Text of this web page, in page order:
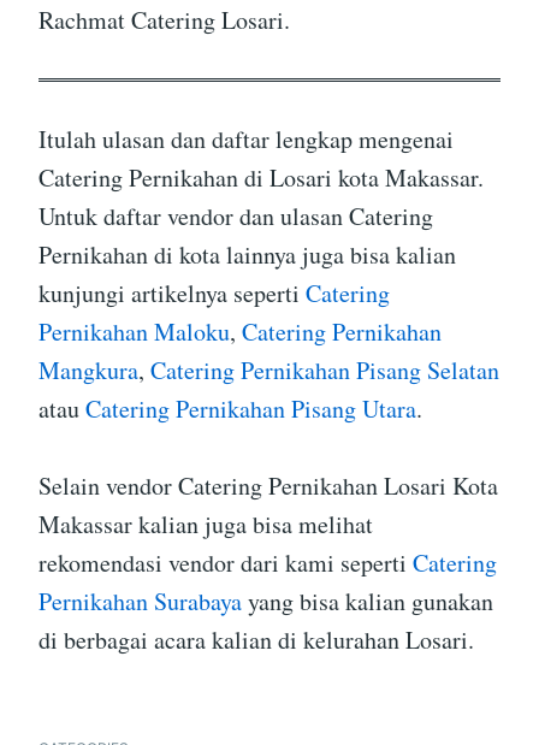
Rachmat Catering Losari.
Itulah ulasan dan daftar lengkap mengenai
Catering Pernikahan di Losari kota Makassar.
Untuk daftar vendor dan ulasan Catering
Pernikahan di kota lainnya juga bisa kalian
kunjungi artikelnya seperti Catering
Pernikahan Maloku, Catering Pernikahan
Mangkura, Catering Pernikahan Pisang Selatan
atauCatering Pernikahan Pisang Utara.
Selain vendor Catering Pernikahan Losari Kota
Makassar kalian juga bisa melihat
rekomendasi vendor dari kami seperti Catering
Pernikahan Surabayayang bisa kalian gunakan
di berbagai acara kalian di kelurahan Losari.